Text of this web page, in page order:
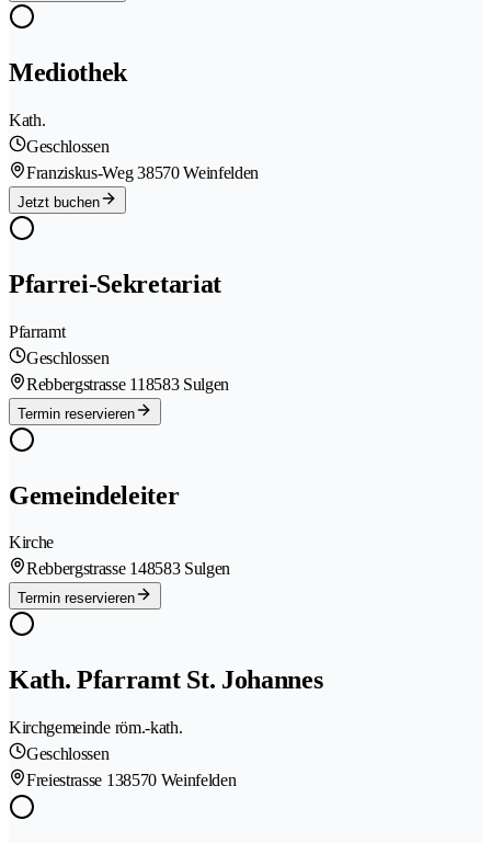
Mediothek
Kath.
Geschlossen
Franziskus-Weg 38570 Weinfelden
Jetzt buchen
Pfarrei-Sekretariat
Pfarramt
Geschlossen
Rebbergstrasse 118583 Sulgen
Termin reservieren
Gemeindeleiter
Kirche
Rebbergstrasse 148583 Sulgen
Termin reservieren
Kath. Pfarramt St. Johannes
Kirchgemeinde röm.-kath.
Geschlossen
Freiestrasse 138570 Weinfelden